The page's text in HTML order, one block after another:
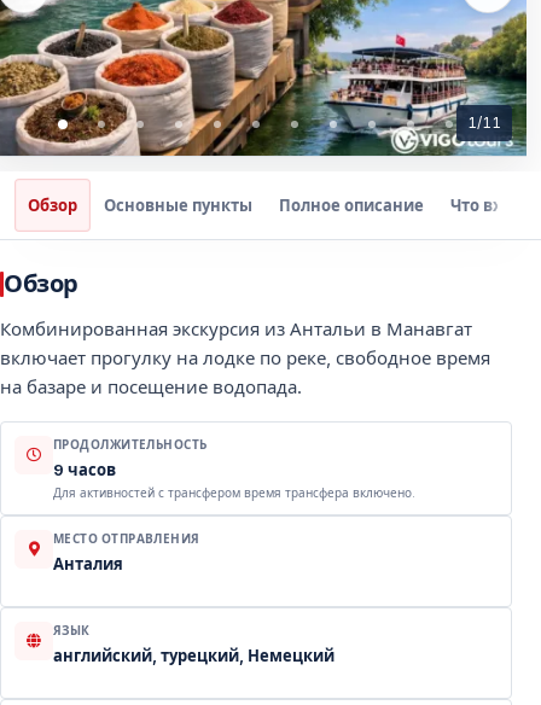
1/11
Обзор Основные пункты Полное описание Что
Обзор
Комбинированная экскурсия из Антальи в Манавгат
включает прогулку на лодке по реке, свободное время
на базаре и посещение водопада.
ПРОДОЛЖИТЕЛЬНОСТЬ
9 часов
Для активностей с трансфером время трансфера включено.
МЕСТО ОТПРАВЛЕНИЯ
Анталия
ЯЗЫК
английский, турецкий, Немецкий